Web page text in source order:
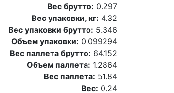
Вес брутто: 0.297
Вес упаковки, кг: 4.32
Вес упаковки брутто: 5.346
Объем упаковки: 0.099294
Вес паллета брутто: 64.152
Объем паллета: 1.2864
Вес паллета: 51.84
Вес: 0.24